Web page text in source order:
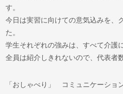
す。
今日は実習に向けての意気込みを、
た。
学生それぞれの強みは、すべて介護
全員は紹介しきれないので、代表者
「おしゃべり」 コミュニケーショ